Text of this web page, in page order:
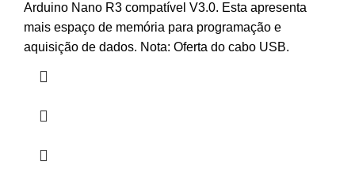
Arduino Nano R3 compatível V3.0. Esta apresenta
mais espaço de memória para programação e
aquisição de dados. Nota: Oferta do cabo USB.